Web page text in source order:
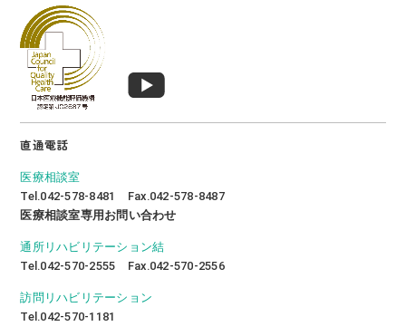
直通電話
医療相談室
Tel.042-578-8481 Fax.042-578-8487
医療相談室専用お問い合わせ
通所リハビリテーション結
Tel.042-570-2555 Fax.042-570-2556
訪問リハビリテーション
Tel.042-570-1181